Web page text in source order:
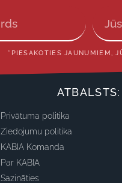
*PIESAKOTIES JAUNUMIEM,
ATBALSTS:
Privātuma politika
Ziedojumu politika
KABIA Komanda
Par KABIA
Sazināties